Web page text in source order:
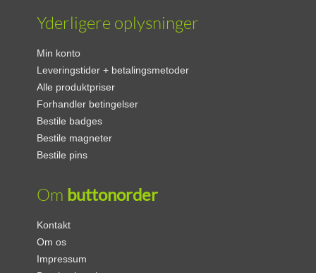
Yderligere oplysninger
Min konto
Leveringstider + betalingsmetoder
Alle produktpriser
Forhandler betingelser
Bestile badges
Bestile magneter
Bestile pins
Om buttonorder
Kontakt
Om os
Impressum